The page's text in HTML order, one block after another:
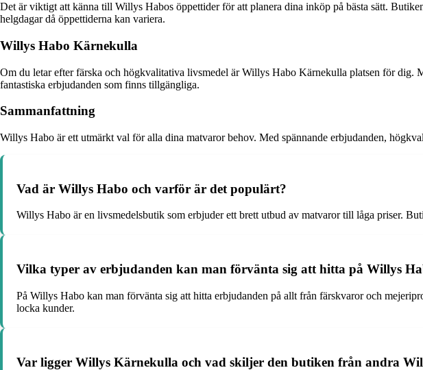
Det är viktigt att känna till Willys Habos öppettider för att planera dina inköp på bästa sätt.
helgdagar då öppettiderna kan variera.
Willys Habo Kärnekulla
Om du letar efter färska och högkvalitativa livsmedel är Willys Habo Kärnekulla platsen för dig.
fantastiska erbjudanden som finns tillgängliga.
Sammanfattning
Willys Habo är ett utmärkt val för alla dina matvaror behov. Med spännande erbjudanden,
Vad är Willys Habo och varför är det populärt?
Willys Habo är en livsmedelsbutik som erbjuder ett brett utbud av matvaror till låga priser.
Vilka typer av erbjudanden kan man förvänta sig att hitta på Willys
På Willys Habo kan man förvänta sig att hitta erbjudanden på allt från färskvaror och
locka kunder.
Var ligger Willys Kärnekulla och vad skiljer den butiken från andra